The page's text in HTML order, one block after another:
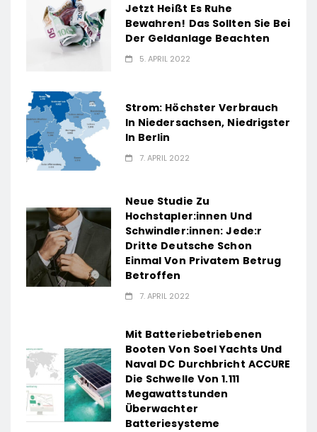
Jetzt Heißt Es Ruhe
Bewahren! Das Sollten Sie Bei
Der Geldanlage Beachten
5. APRIL 2022
Strom: Höchster Verbrauch
In Niedersachsen, Niedrigster
In Berlin
7. APRIL 2022
Neue Studie Zu
Hochstapler:innen Und
Schwindler:innen: Jede:r
Dritte Deutsche Schon
Einmal Von Privatem Betrug
Betroffen
7. APRIL 2022
Mit Batteriebetriebenen
Booten Von Soel Yachts Und
Naval DC Durchbricht ACCURE
Die Schwelle Von 1.111
Megawattstunden
Überwachter
Batteriesysteme